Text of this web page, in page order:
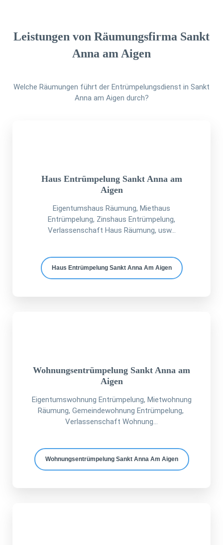
Leistungen von Räumungsfirma Sankt
Anna am Aigen
Welche Räumungen führt der Entrümpelungsdienst in Sankt
Anna am Aigen durch?
Haus Entrümpelung Sankt Anna am
Aigen
Eigentumshaus Räumung, Miethaus
Entrümpelung, Zinshaus Entrümpelung,
Verlassenschaft Haus Räumung, usw...
Haus Entrümpelung Sankt Anna Am Aigen
Wohnungsentrümpelung Sankt Anna am
Aigen
Eigentumswohnung Entrümpelung, Mietwohnung
Räumung, Gemeindewohnung Entrümpelung,
Verlassenschaft Wohnung...
Wohnungsentrümpelung Sankt Anna Am Aigen